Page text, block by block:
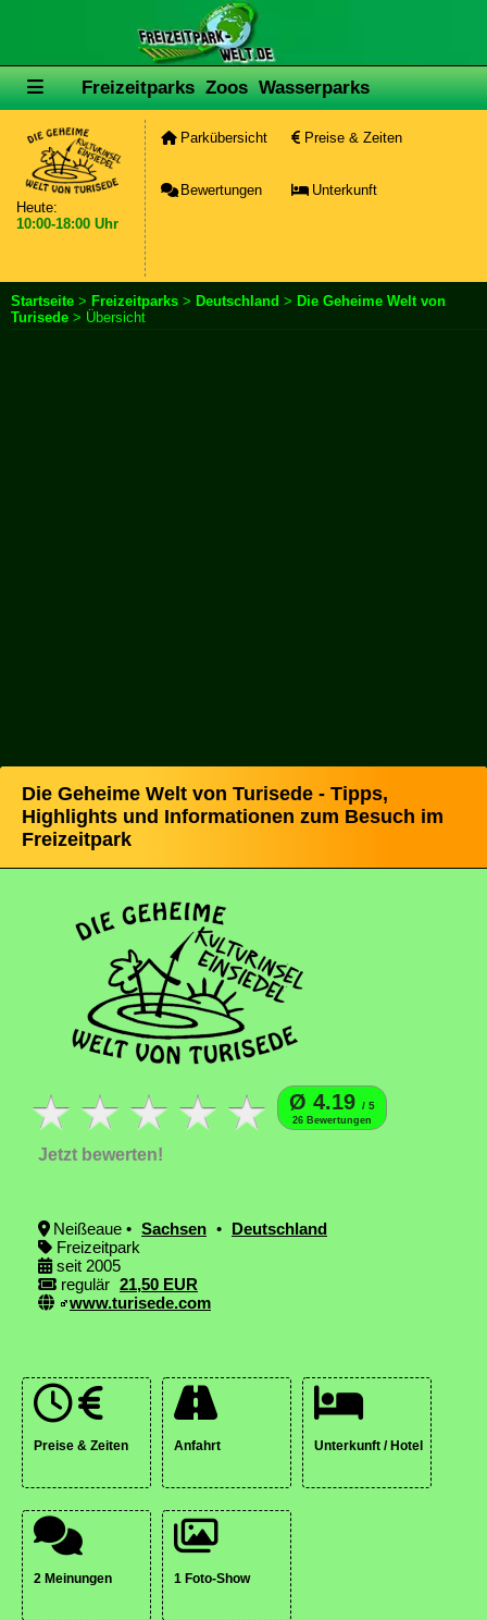
Freizeitparks Zoos Wasserparks
Heute:
10:00-18:00 Uhr
Parkübersicht Preise & Zeiten
Bewertungen Unterkunft
Startseite > Freizeitparks > Deutschland > Die Geheime Welt von
Turisede > Übersicht
Die Geheime Welt von Turisede - Tipps,
Highlights und Informationen zum Besuch im
Freizeitpark
Ø 4.19 / 5
26 Bewertungen
Jetzt bewerten!
Neißeaue • Sachsen • Deutschland
Freizeitpark
seit 2005
regulär 21,50 EUR
www.turisede.com
Preise & Zeiten Anfahrt Unterkunft / Hotel
2 Meinungen 1 Foto-Show